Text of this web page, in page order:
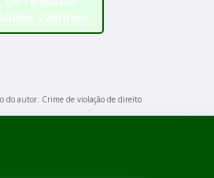
Valinhos
do autor. Crime de violação de direito